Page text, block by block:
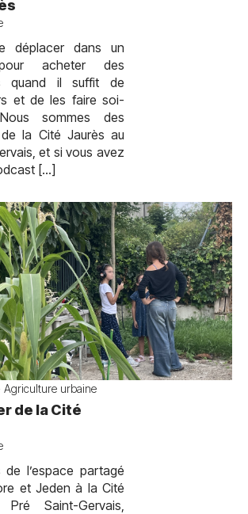
déplacer dans un
acheter des
quand il suffit de
et de les faire soi-
sommes des
de la Cité Jaurès au
et si vous avez
[…]
urbaine
de la Cité
l’espace partagé
et Jeden à la Cité
Saint-Gervais,